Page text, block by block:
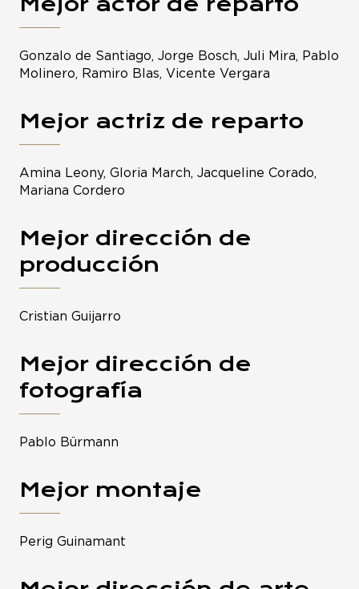
Gonzalo de Santiago, Jorge Bosch, Juli Mira, Pablo
Molinero, Ramiro Blas, Vicente Vergara
Mejor actriz de reparto
Amina Leony, Gloria March, Jacqueline Corado,
Mariana Cordero
Mejor dirección de
producción
Cristian Guijarro
Mejor dirección de
fotografía
Pablo Bürmann
Mejor montaje
Perig Guinamant